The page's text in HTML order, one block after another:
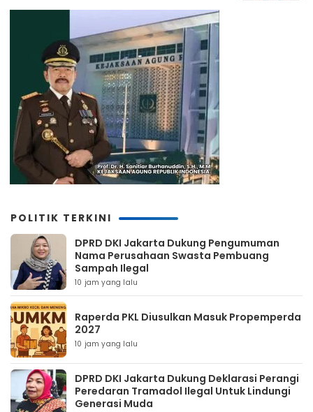
POLITIK TERKINI
DPRD DKI Jakarta Dukung Pengumuman
Nama Perusahaan Swasta Pembuang
Sampah Ilegal
10 jam yang lalu
Raperda PKL Diusulkan Masuk Propemperda
2027
10 jam yang lalu
DPRD DKI Jakarta Dukung Deklarasi Perangi
Peredaran Tramadol Ilegal Untuk Lindungi
Generasi Muda